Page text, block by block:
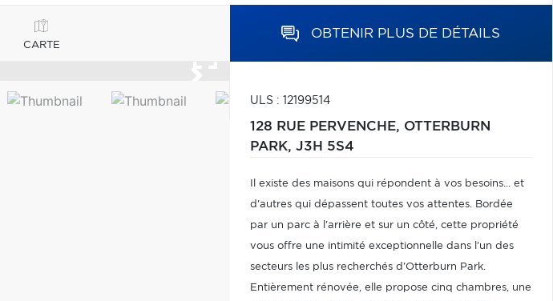
CARTE
OBTENIR PLUS DE DÉTAILS
ULS : 12199514
128 RUE PERVENCHE, OTTERBURN
PARK, J3H 5S4
Il existe des maisons qui répondent à vos besoins... et
d'autres qui dépassent toutes vos attentes. Bordée
par un parc à l'arrière et sur un côté, cette propriété
vous offre une intimité exceptionnelle dans l'un des
secteurs les plus recherchés d'Otterburn Park.
Entièrement rénovée, elle propose cinq chambres, une